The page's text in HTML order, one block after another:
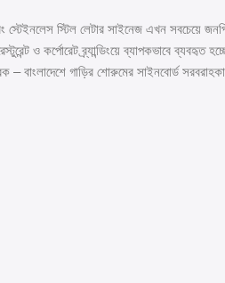
স্টেইনলেস স্টিল লেটার সাইনেজ এখন সবচেয়ে
ও কর্পোরেট ব্র্যান্ডিংয়ে ব্যাপকভাবে ব্যবহৃত
– বাংলাদেশে গাড়ির শোরুমের সাইনবোর্ড